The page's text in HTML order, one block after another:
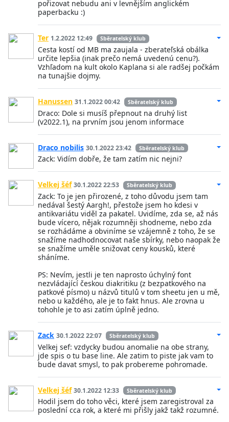
pořizovat nebudu ani v levnějším anglickém
paperbacku :)
Ter 1.2.2022 12:49 Sběratelský klub
Cesta kostí od MB ma zaujala - zberateľská obálka
určite lepšia (inak prečo nemá uvedenú cenu?).
Vzhľadom na kult okolo Kaplana si ale radšej počkám
na tunajšie dojmy.
Hanussen 31.1.2022 00:42 Sběratelský klub
Draco: Dole si musíš přepnout na druhý list
(v2022.1), na prvním jsou jenom informace
Draco nobilis 30.1.2022 23:42 Sběratelský klub
Zack: Vidím dobře, že tam zatím nic nejni?
Velkej šéf 30.1.2022 22:53 Sběratelský klub
Zack: To je jen přirozené, z toho důvodu jsem tam
nedával šestý Aargh!, přestože jsem ho kdesi v
antikvariátu viděl za pakatel. Uvidíme, zda se, až nás
bude vícero, nějak rozumněji shodneme, nebo zda
se rozhádáme a obviníme se vzájemně z toho, že se
snažíme nadhodnocovat naše sbírky, nebo naopak že
se snažíme uměle snižovat ceny kousků, které
sháníme.
PS: Nevím, jestli je ten naprosto úchylný font
nezvládající českou diakritiku (z bezpatkového na
patkové písmo) u názvů titulů v tom sheetu jen u mě,
nebo u každého, ale je to fakt hnus. Ale zrovna u
tohohle je to asi zatím úplně jedno.
Zack 30.1.2022 22:07 Sběratelský klub
Velkej sef: vzdycky budou anomalie na obe strany,
jde spis o tu base line. Ale zatim to piste jak vam to
bude davat smysl, to pak probereme pohromade.
Velkej šéf 30.1.2022 12:33 Sběratelský klub
Hodil jsem do toho věci, které jsem zaregistroval za
poslední cca rok, a které mi přišly jakž takž rozumné.